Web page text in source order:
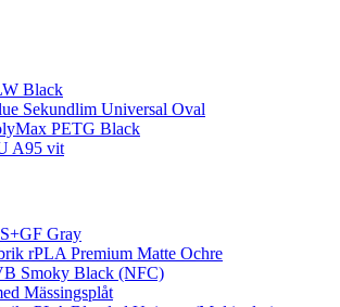
Black
Sekundlim Universal Oval
PETG Black
A95 vit
Gray
rPLA Premium Matte Ochre
Smoky Black (NFC)
Mässingsplåt